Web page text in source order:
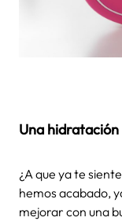
Una
¿A que ya te
hemos acabado,
mejorar con una